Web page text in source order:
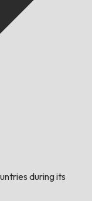
during its